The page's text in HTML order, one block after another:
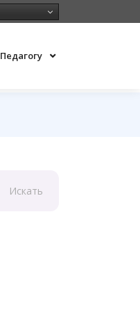
Педагогу
Искать